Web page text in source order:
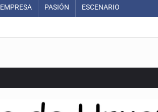
EMPRESA PASIÓN ESCENARIO